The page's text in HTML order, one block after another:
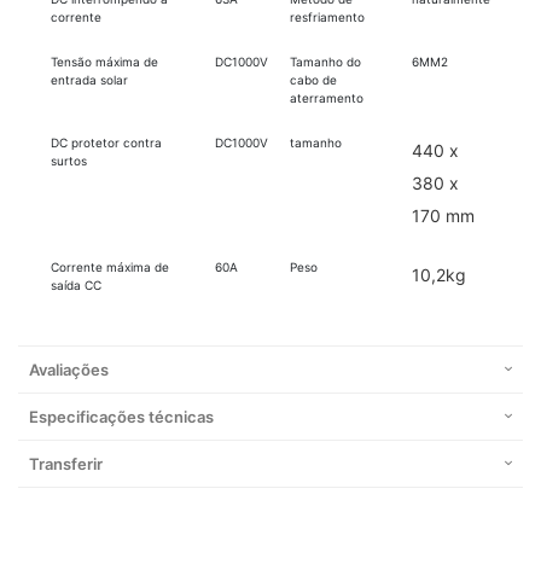
corrente
resfriamento
Tensão máxima de
entrada solar
DC1000V
Tamanho do
cabo de
aterramento
6MM2
DC protetor contra
surtos
DC1000V tamanho
440 x
380 x
170 mm
Corrente máxima de
saída CC
60A Peso 10,2kg
Avaliações
Especificações técnicas
Transferir